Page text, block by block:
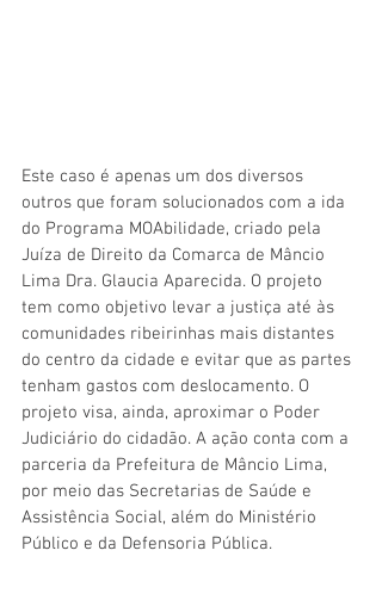
Este caso é apenas um dos diversos
outros que foram solucionados com a ida
do Programa MOAbilidade, criado pela
Juíza de Direito da Comarca de Mâncio
Lima Dra. Glaucia Aparecida. O projeto
tem como objetivo levar a justiça até às
comunidades ribeirinhas mais distantes
do centro da cidade e evitar que as partes
tenham gastos com deslocamento. O
projeto visa, ainda, aproximar o Poder
Judiciário do cidadão. A ação conta com a
parceria da Prefeitura de Mâncio Lima,
por meio das Secretarias de Saúde e
Assistência Social, além do Ministério
Público e da Defensoria Pública.